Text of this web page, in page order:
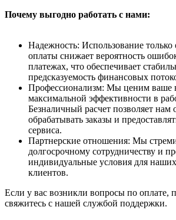
Почему выгодно работать с нами:
Надежность: Использование только
оплаты снижает вероятность
платежах, что обеспечивает
предсказуемость финансовых
Профессионализм: Мы ценим ваше
максимальной эффективности в
Безналичный расчет позволяет нам
обрабатывать заказы и
сервиса.
Партнерские отношения: Мы
долгосрочному сотрудничеству и
индивидуальные условия для
клиентов.
Если у вас возникли вопросы по оплате,
свяжитесь с нашей службой поддержки.